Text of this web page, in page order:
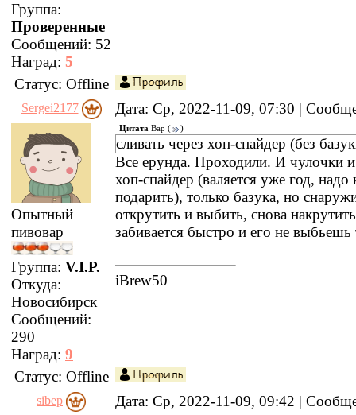
Группа:
Проверенные
Сообщений: 52
Наград: 5
Статус: Offline
Sergei2177 Дата: Ср, 2022-11-09, 07:30 |
Опытный
пивовар
Группа: V.I.P.
Откуда:
Новосибирск
Сообщений:
290
Наград: 9
Цитата Вар ( )
сливать через хоп-спайдер (без
Все ерунда. Проходили. И чулочки
хоп-спайдер (валяется уже год,
подарить), только базука, но
открутить и выбить, снова
забивается быстро и его не выбьешь
iBrew50
Статус: Offline
sibep Дата: Ср, 2022-11-09, 09:42 |